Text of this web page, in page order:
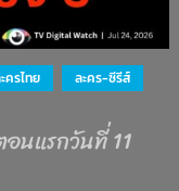
ครไทย
ละคร-ซีรีส์
อนแรกวันที่ 11